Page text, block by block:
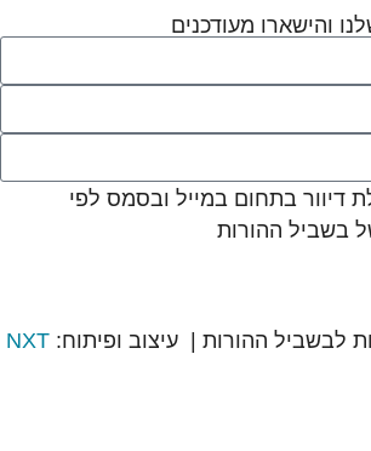
והישארו מעודכנים
דיוור בתחום במייל ובסמס לפי
בשביל ההורות
לבשביל ההורות | עיצוב ופיתוח: NXT